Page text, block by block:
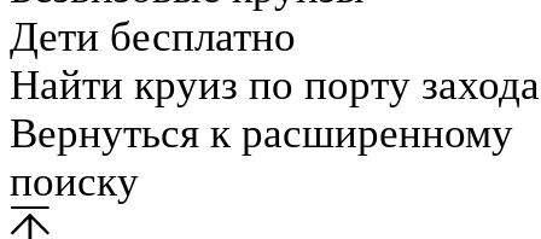
Дети бесплатно
Найти круиз по порту захода
Вернуться к расширенному
поиску